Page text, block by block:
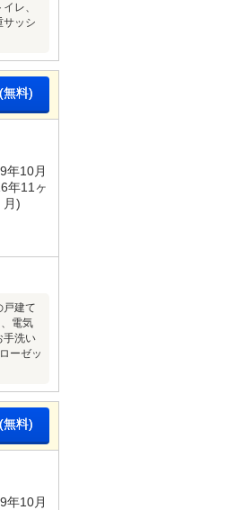
レ、
サッシ
無料)
年10月
年11ヶ
月)
戸建て
電気
手洗い
ーゼッ
無料)
年10月